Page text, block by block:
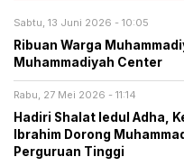
Sabtu, 13 Juni 2026 - 10:05
Ribuan Warga
Muhammadiyah Center
Rabu, 27 Mei 2026 - 11:14
Hadiri Shalat Iedul Adha,
Ibrahim Dorong
Perguruan Tinggi